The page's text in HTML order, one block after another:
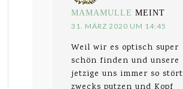
MAMAMULLE MEINT
31. MÄRZ 2020 UM 14:45
Weil wir es optisch super
schön finden und unsere
jetzige uns immer so stört